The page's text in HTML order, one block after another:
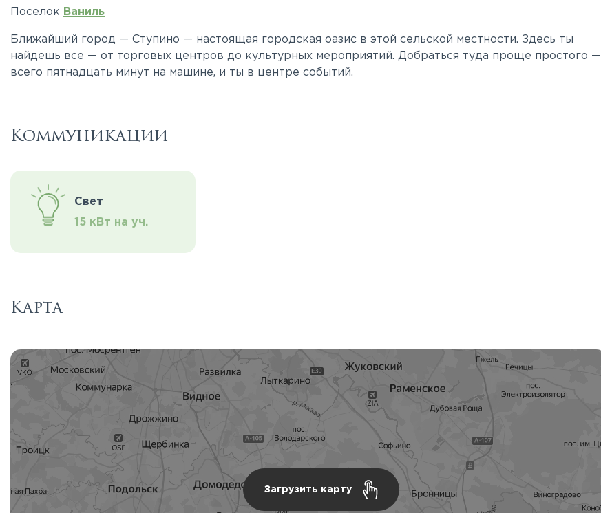
Поселок Ваниль
Ближайший город — Ступино — настоящая городская оазис в этой сельской местности. Здесь ты
найдешь все — от торговых центров до культурных мероприятий. Добраться туда проще простого —
всего пятнадцать минут на машине, и ты в центре событий.
Коммуникации
Свет
15 кВт на уч.
Карта
Загрузить карту